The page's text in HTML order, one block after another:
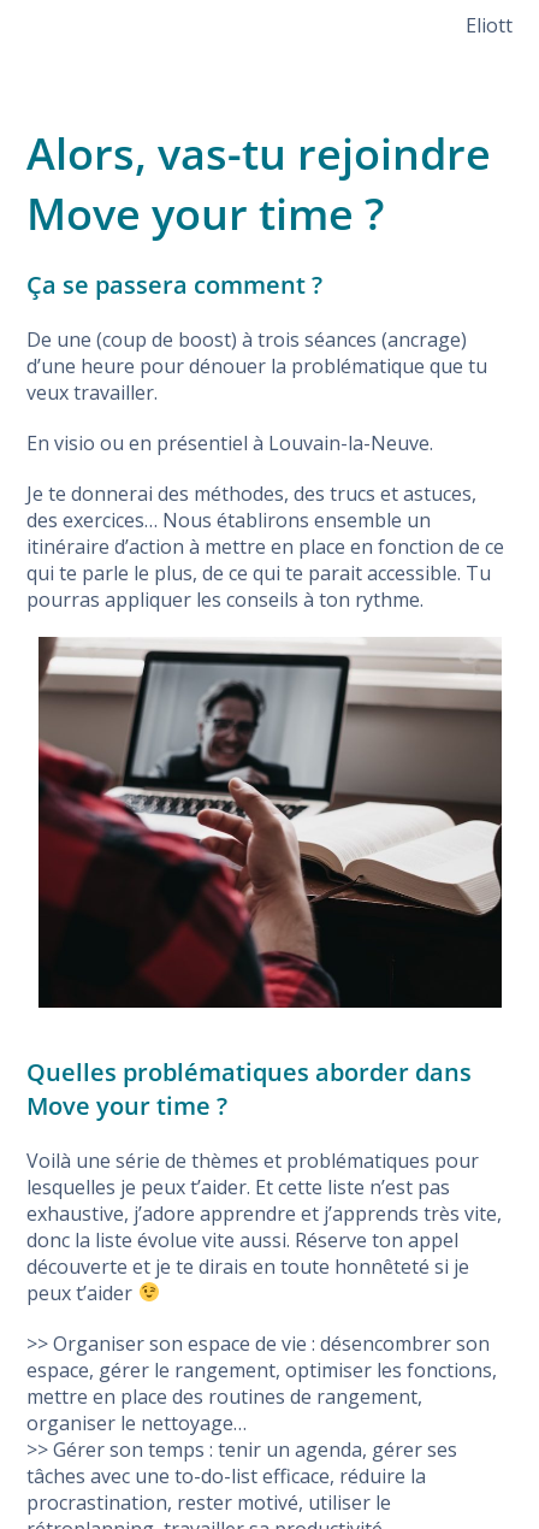
Eliott
Alors, vas-tu rejoindre
Move your time ?
Ça se passera comment ?
De une (coup de boost) à trois séances (ancrage)
d’une heure pour dénouer la problématique que tu
veux travailler.
En visio ou en présentiel à Louvain-la-Neuve.
Je te donnerai des méthodes, des trucs et astuces,
des exercices… Nous établirons ensemble un
itinéraire d’action à mettre en place en fonction de ce
qui te parle le plus, de ce qui te parait accessible. Tu
pourras appliquer les conseils à ton rythme.
Quelles problématiques aborder dans
Move your time ?
Voilà une série de thèmes et problématiques pour
lesquelles je peux t’aider. Et cette liste n’est pas
exhaustive, j’adore apprendre et j’apprends très vite,
donc la liste évolue vite aussi. Réserve ton appel
découverte et je te dirais en toute honnêteté si je
peux t’aider
>> Organiser son espace de vie : désencombrer son
espace, gérer le rangement, optimiser les fonctions,
mettre en place des routines de rangement,
organiser le nettoyage…
>> Gérer son temps : tenir un agenda, gérer ses
tâches avec une to-do-list efficace, réduire la
procrastination, rester motivé, utiliser le